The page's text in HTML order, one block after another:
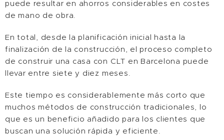
puede resultar en ahorros considerables en costes
de mano de obra.
En total, desde la planificación inicial hasta la
finalización de la construcción, el proceso completo
de construir una casa con CLT en Barcelona puede
llevar entre siete y diez meses.
Este tiempo es considerablemente más corto que
muchos métodos de construcción tradicionales, lo
que es un beneficio añadido para los clientes que
buscan una solución rápida y eficiente.